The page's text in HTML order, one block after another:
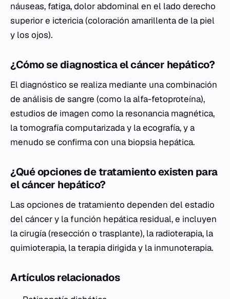
náuseas, fatiga, dolor abdominal en el lado derecho
superior e ictericia (coloración amarillenta de la piel
y los ojos).
¿Cómo se diagnostica el cáncer hepático?
El diagnóstico se realiza mediante una combinación
de análisis de sangre (como la alfa-fetoproteína),
estudios de imagen como la resonancia magnética,
la tomografía computarizada y la ecografía, y a
menudo se confirma con una biopsia hepática.
¿Qué opciones de tratamiento existen para
el cáncer hepático?
Las opciones de tratamiento dependen del estadio
del cáncer y la función hepática residual, e incluyen
la cirugía (resección o trasplante), la radioterapia, la
quimioterapia, la terapia dirigida y la inmunoterapia.
Artículos relacionados